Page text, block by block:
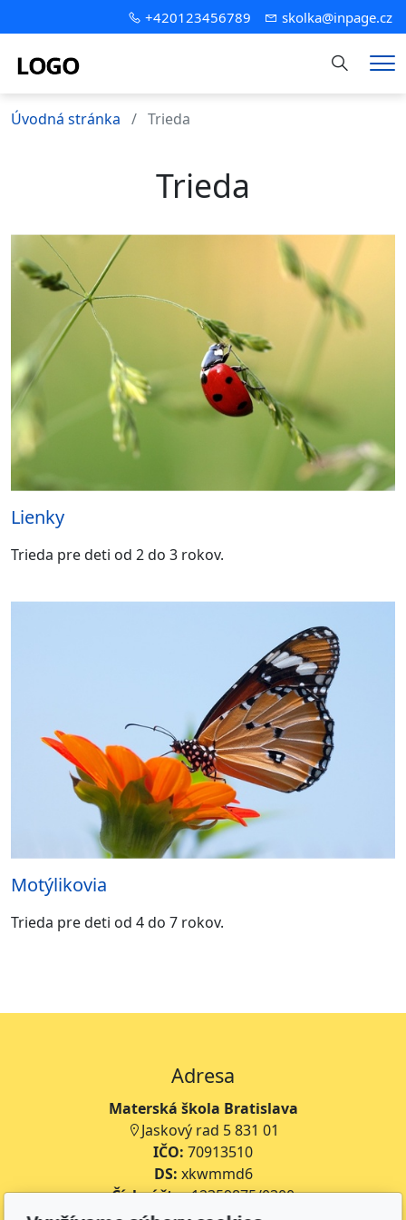
+420123456789 skolka@inpage.cz
Hledání
Úvodná stránka Trieda
Trieda
Lienky
Trieda pre deti od 2 do 3 rokov.
Motýlikovia
Trieda pre deti od 4 do 7 rokov.
Adresa
Materská škola Bratislava
Jaskový rad 5 831 01
IČO: 70913510
DS: xkwmmd6
Číslo účtu:12359875/0300